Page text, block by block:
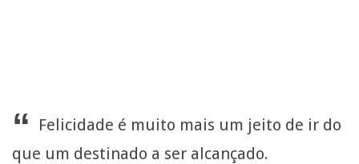
“
Felicidade é muito mais um jeito de ir do
que um destinado a ser alcançado.